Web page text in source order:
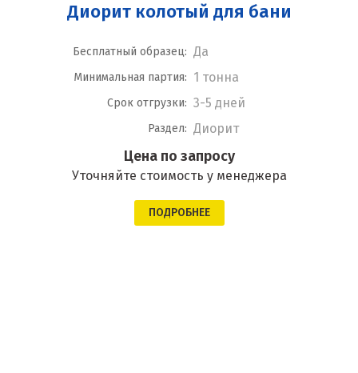
Диорит колотый для бани
Бесплатный образец: Да
Минимальная партия: 1 тонна
Срок отгрузки: 3-5 дней
Раздел: Диорит
Цена по запросу
Уточняйте стоимость у менеджера
ПОДРОБНЕЕ